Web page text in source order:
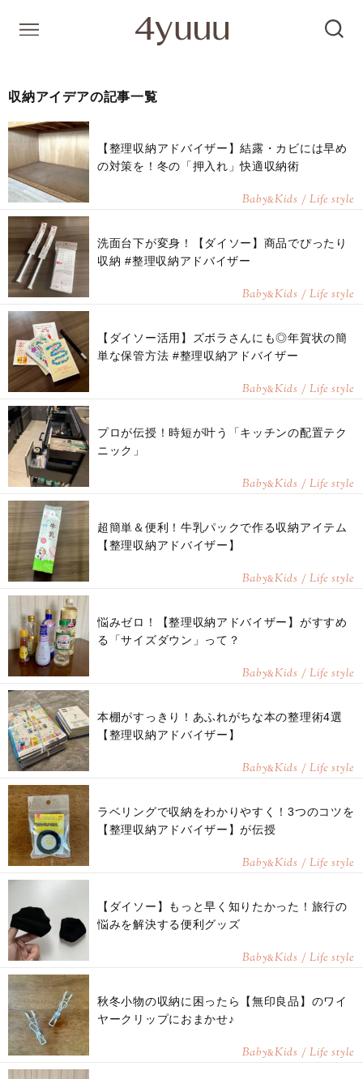
収納アイデアの記事一覧
【整理収納アドバイザー】結露・カビには早め
の対策を！冬の「押入れ」快適収納術
Baby&Kids / Life style
洗面台下が変身！【ダイソー】商品でぴったり
収納 #整理収納アドバイザー
Baby&Kids / Life style
【ダイソー活用】ズボラさんにも◎年賀状の簡
単な保管方法 #整理収納アドバイザー
Baby&Kids / Life style
プロが伝授！時短が叶う「キッチンの配置テク
ニック」
Baby&Kids / Life style
超簡単＆便利！牛乳パックで作る収納アイテム
【整理収納アドバイザー】
Baby&Kids / Life style
悩みゼロ！【整理収納アドバイザー】がすすめ
る「サイズダウン」って？
Baby&Kids / Life style
本棚がすっきり！あふれがちな本の整理術4選
【整理収納アドバイザー】
Baby&Kids / Life style
ラベリングで収納をわかりやすく！3つのコツを
【整理収納アドバイザー】が伝授
Baby&Kids / Life style
【ダイソー】もっと早く知りたかった！旅行の
悩みを解決する便利グッズ
Baby&Kids / Life style
秋冬小物の収納に困ったら【無印良品】のワイ
ヤークリップにおまかせ♪
Baby&Kids / Life style